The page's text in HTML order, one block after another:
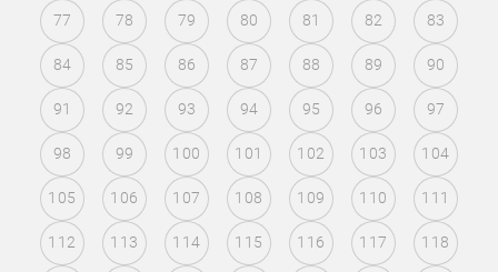
77 78 79 80 81 82 83
84 85 86 87 88 89 90
91 92 93 94 95 96 97
98 99 100 101 102 103 104
105 106 107 108 109 110 111
112 113 114 115 116 117 118